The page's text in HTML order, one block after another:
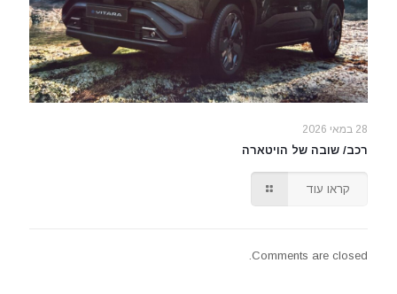
28 במאי 2026
רכב/ שובה של הויטארה
קראו עוד
Comments are closed.